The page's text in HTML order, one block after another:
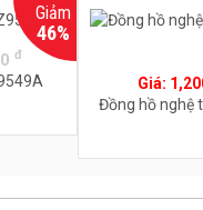
Giảm
46%
đ
Giá:
Đồng hồ nghệ